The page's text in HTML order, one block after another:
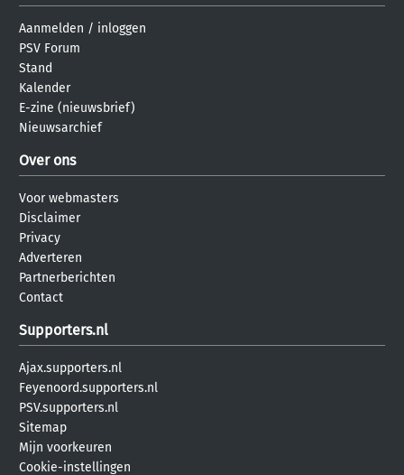
Aanmelden / inloggen
PSV Forum
Stand
Kalender
E-zine (nieuwsbrief)
Nieuwsarchief
Over ons
Voor webmasters
Disclaimer
Privacy
Adverteren
Partnerberichten
Contact
Supporters.nl
Ajax.supporters.nl
Feyenoord.supporters.nl
PSV.supporters.nl
Sitemap
Mijn voorkeuren
Cookie-instellingen